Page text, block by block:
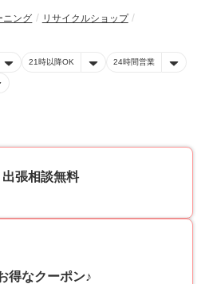
ニング
リサイクルショップ
21時以降OK 24時間営業
張相談無料
得なクーポン♪